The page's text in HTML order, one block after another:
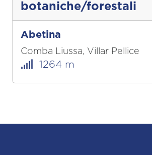
botaniche/forestali
Abetina
Comba Liussa, Villar Pellice
1264 m